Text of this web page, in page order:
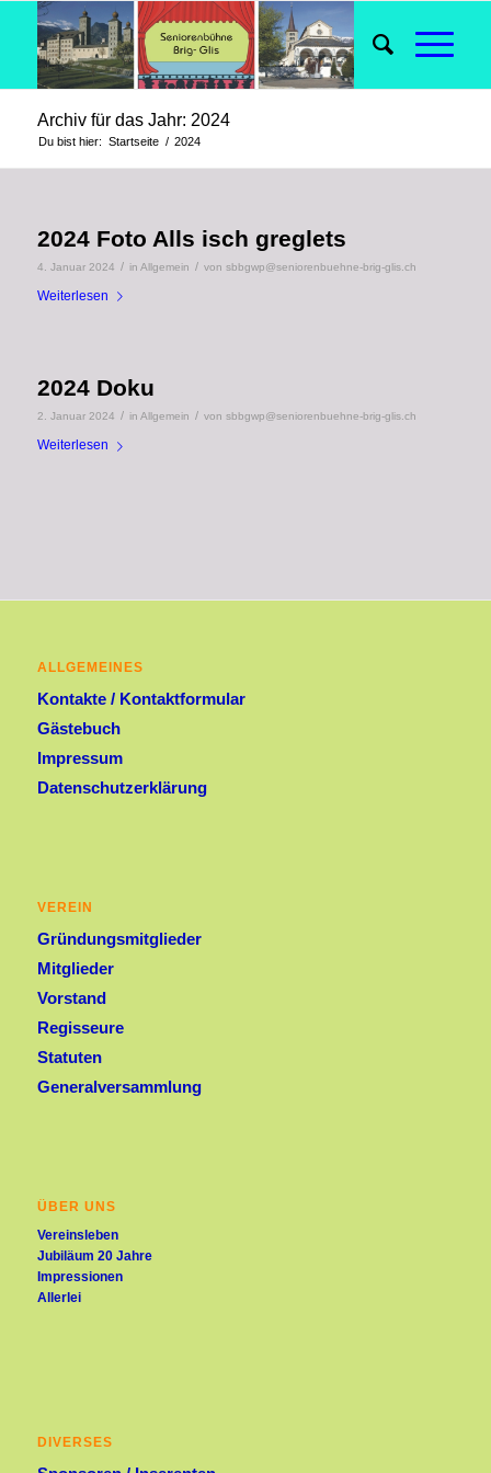
Archiv für das Jahr: 2024
Du bist hier: Startseite / 2024
2024 Foto Alls isch greglets
4. Januar 2024 / in Allgemein / von sbbgwp@seniorenbuehne-brig-glis.ch
Weiterlesen
2024 Doku
2. Januar 2024 / in Allgemein / von sbbgwp@seniorenbuehne-brig-glis.ch
Weiterlesen
ALLGEMEINES
Kontakte / Kontaktformular
Gästebuch
Impressum
Datenschutzerklärung
VEREIN
Gründungsmitglieder
Mitglieder
Vorstand
Regisseure
Statuten
Generalversammlung
ÜBER UNS
Vereinsleben
Jubiläum 20 Jahre
Impressionen
Allerlei
DIVERSES